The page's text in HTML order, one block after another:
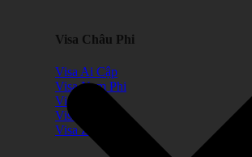
Visa Châu Phi
Visa Ai Cập
Visa Nam Phi
Visa Maroc
Visa Benin
Visa Zimbabwe